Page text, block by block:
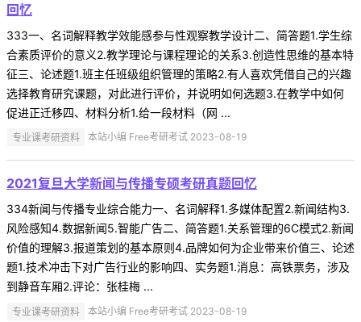
回忆
333一、名词解释教学效能感参与性观察教学设计二、简答题1.学生综
合素质评价的意义2.教学理论与课程理论的关系3.创造性思维的基本特
征三、论述题1.班主任班级组织管理的策略2.有人喜欢凭借自己的兴趣
选择教育研究课题，对此进行评价，并说明如何选题3.在教学中如何
促进正迁移四、材料分析1.给一段材料（网 ...
专业课考研资料 本站小编 Free考研考试 2023-08-19
2021复旦大学新闻与传播专硕考研真题回忆
334新闻与传播专业综合能力一、名词解释1.多媒体配置2.新闻结构3.
风险感知4.数据新闻5.智能广告二、简答题1.关系管理的6C模式2.新闻
价值的理解3.报道策划的基本原则4.品牌如何为企业带来价值三、论述
题1.技术冲击下对广告行业的影响四、实务题1.消息：高铁票务，涉及
到静音车厢2.评论：张桂梅 ...
专业课考研资料 本站小编 Free考研考试 2023-08-19